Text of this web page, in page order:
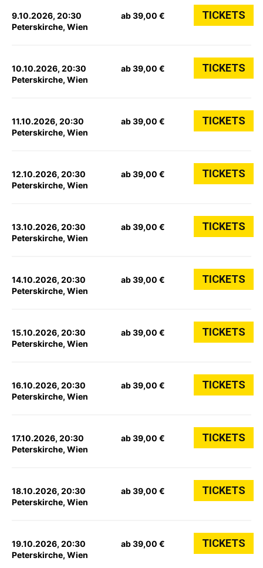
9.10.2026, 20:30
Peterskirche, Wien
ab 39,00 € TICKETS
10.10.2026, 20:30
Peterskirche, Wien
ab 39,00 € TICKETS
11.10.2026, 20:30
Peterskirche, Wien
ab 39,00 € TICKETS
12.10.2026, 20:30
Peterskirche, Wien
ab 39,00 € TICKETS
13.10.2026, 20:30
Peterskirche, Wien
ab 39,00 € TICKETS
14.10.2026, 20:30
Peterskirche, Wien
ab 39,00 € TICKETS
15.10.2026, 20:30
Peterskirche, Wien
ab 39,00 € TICKETS
16.10.2026, 20:30
Peterskirche, Wien
ab 39,00 € TICKETS
17.10.2026, 20:30
Peterskirche, Wien
ab 39,00 € TICKETS
18.10.2026, 20:30
Peterskirche, Wien
ab 39,00 € TICKETS
19.10.2026, 20:30
Peterskirche, Wien
ab 39,00 € TICKETS